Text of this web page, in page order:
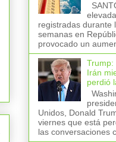
registradas durante
semanas en
provocado un
Trump:
Irán
perdió
Unidos, Donald
viernes que está
las conversaciones